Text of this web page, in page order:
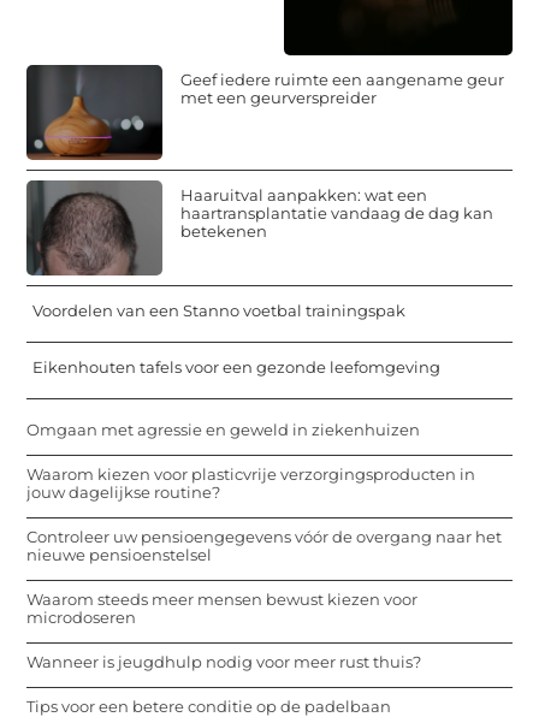
Geef iedere ruimte een aangename geur
met een geurverspreider
Haaruitval aanpakken: wat een
haartransplantatie vandaag de dag kan
betekenen
Voordelen van een Stanno voetbal trainingspak
Eikenhouten tafels voor een gezonde leefomgeving
Omgaan met agressie en geweld in ziekenhuizen
Waarom kiezen voor plasticvrije verzorgingsproducten in
jouw dagelijkse routine?
Controleer uw pensioengegevens vóór de overgang naar het
nieuwe pensioenstelsel
Waarom steeds meer mensen bewust kiezen voor
microdoseren
Wanneer is jeugdhulp nodig voor meer rust thuis?
Tips voor een betere conditie op de padelbaan